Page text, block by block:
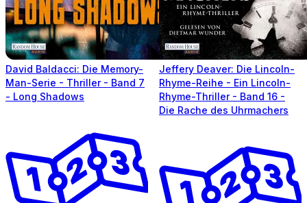
David Baldacci: Die Memory-
Man-Serie - Thriller - Band 7
- Long Shadows
Jeffery Deaver: Die Lincoln-
Rhyme-Reihe - Ein Lincoln-
Rhyme-Thriller - Band 16 -
Die Rache des Uhrmachers